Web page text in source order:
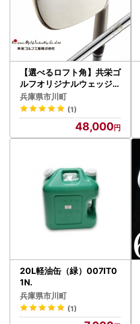
【選べるロフト角】共栄ゴ
ルフオリジナルウェッジ（
ヘッド粗仕上げ）048BA
04N.
兵庫県市川町
(1)
48,000
20L軽油缶（緑）007IT0
1N.
兵庫県市川町
(1)